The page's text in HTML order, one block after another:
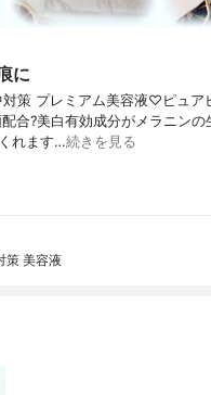
に
対策 プレミアム美容液♡ピュア
合?美白有効成分がメラニンの
れます…続きを見る
策 美容液